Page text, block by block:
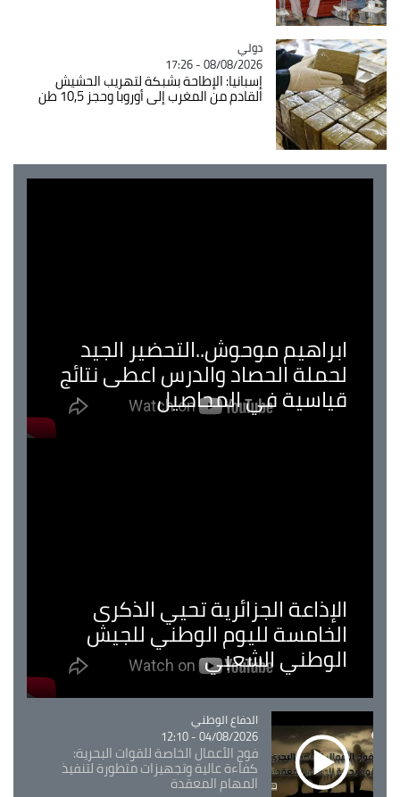
Catégorie
دولي
08/08/2026 - 17:26
إسبانيا: الإطاحة بشبكة لتهريب الحشيش
القادم من المغرب إلى أوروبا وحجز 10,5 طن
ابراهيم موحوش..التحضير الجيد
لحملة الحصاد والدرس اعطى نتائج
قياسية في المحاصيل
الإذاعة الجزائرية تحيي الذكرى
الخامسة لليوم الوطني للجيش
الوطني الشعبي
Catégorie
الدفاع الوطني
04/08/2026 - 12:10
فوج الأعمال الخاصة للقوات البحرية:
كفاءة عالية وتجهيزات متطورة لتنفيذ
المهام المعقدة